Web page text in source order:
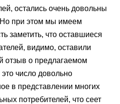
остались очень довольны
при этом мы имеем
заметить, что оставшиеся
видимо, оставили
отзыв о предлагаемом
число довольно
в представлении многих
потребителей, что сеет